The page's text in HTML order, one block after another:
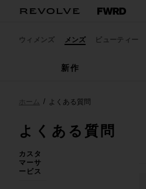
ウィメンズ メンズ ビューティー
新作
ホーム よくある質問
よくある質問
カスタ
マーサ
ービス